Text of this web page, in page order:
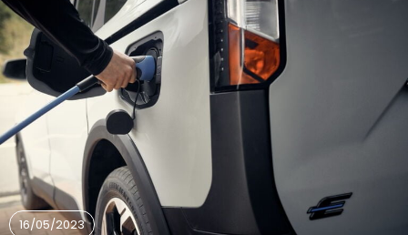
16/05/2023